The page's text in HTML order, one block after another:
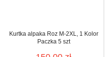
Kurtka alpaka Roz M-2XL, 1 Kolor
Paczka 5 szt